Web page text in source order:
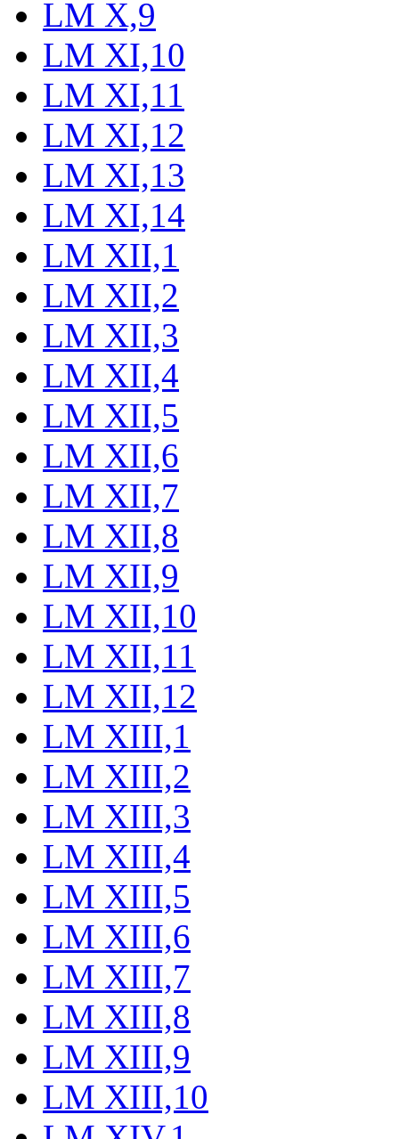
LM X,9
LM XI,10
LM XI,11
LM XI,12
LM XI,13
LM XI,14
LM XII,1
LM XII,2
LM XII,3
LM XII,4
LM XII,5
LM XII,6
LM XII,7
LM XII,8
LM XII,9
LM XII,10
LM XII,11
LM XII,12
LM XIII,1
LM XIII,2
LM XIII,3
LM XIII,4
LM XIII,5
LM XIII,6
LM XIII,7
LM XIII,8
LM XIII,9
LM XIII,10